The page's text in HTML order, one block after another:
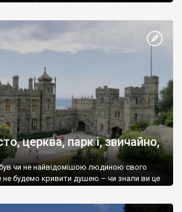
церква, парк і, звичайно,
чи не найвідомішою людиною свого
не будемо кривити душею – чи знали ви це